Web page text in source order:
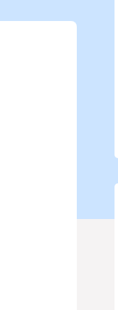
kraji
plánovaných